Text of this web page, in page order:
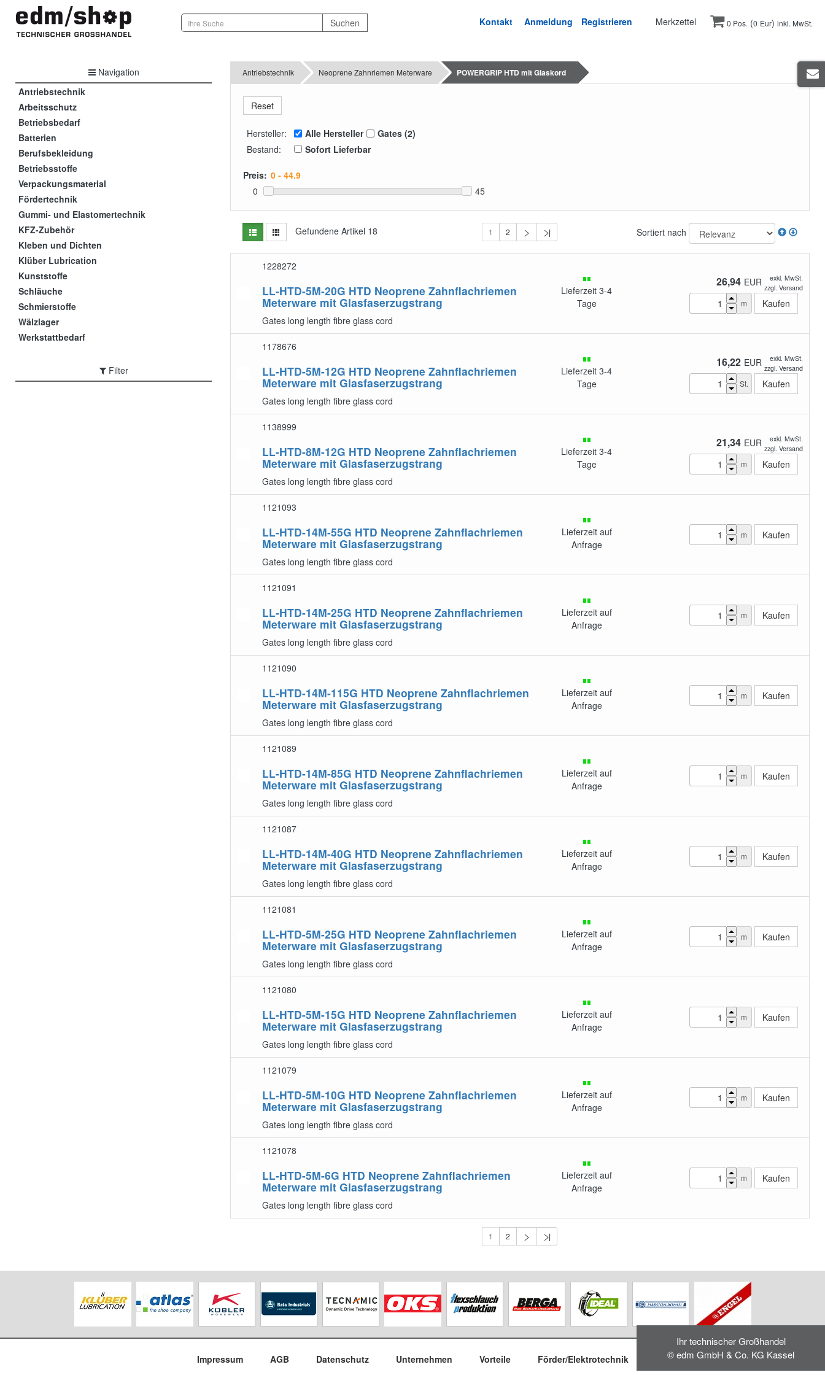
Kontakt Anmeldung Registrieren Merkzettel 0 Pos. (0 Eur) inkl. MwSt.
Navigation
Antriebstechnik
Arbeitsschutz
Betriebsbedarf
Batterien
Berufsbekleidung
Betriebsstoffe
Verpackungsmaterial
Fördertechnik
Gummi- und Elastomertechnik
KFZ-Zubehör
Kleben und Dichten
Klüber Lubrication
Kunststoffe
Schläuche
Schmierstoffe
Wälzlager
Werkstattbedarf
Filter
Antriebstechnik Neoprene Zahnriemen Meterware POWERGRIP HTD mit Glaskord
Hersteller: Alle Hersteller
Gates (2)
Bestand:
Sofort Lieferbar
Preis:
0
45
Gefundene Artikel 18 1 2 Sortiert nach
1228272
LL-HTD-5M-20G HTD Neoprene Zahnflachriemen
Meterware mit Glasfaserzugstrang
Gates long length fibre glass cord
Lieferzeit 3-4
Tage
26,94 EUR
exkl. MwSt.
zzgl. Versand
m
1178676
LL-HTD-5M-12G HTD Neoprene Zahnflachriemen
Meterware mit Glasfaserzugstrang
Gates long length fibre glass cord
Lieferzeit 3-4
Tage
16,22 EUR
exkl. MwSt.
zzgl. Versand
St.
1138999
LL-HTD-8M-12G HTD Neoprene Zahnflachriemen
Meterware mit Glasfaserzugstrang
Gates long length fibre glass cord
Lieferzeit 3-4
Tage
21,34 EUR
exkl. MwSt.
zzgl. Versand
m
1121093
LL-HTD-14M-55G HTD Neoprene Zahnflachriemen
Meterware mit Glasfaserzugstrang
Gates long length fibre glass cord
Lieferzeit auf
Anfrage
m
1121091
LL-HTD-14M-25G HTD Neoprene Zahnflachriemen
Meterware mit Glasfaserzugstrang
Gates long length fibre glass cord
Lieferzeit auf
Anfrage
m
1121090
LL-HTD-14M-115G HTD Neoprene Zahnflachriemen
Meterware mit Glasfaserzugstrang
Gates long length fibre glass cord
Lieferzeit auf
Anfrage
m
1121089
LL-HTD-14M-85G HTD Neoprene Zahnflachriemen
Meterware mit Glasfaserzugstrang
Gates long length fibre glass cord
Lieferzeit auf
Anfrage
m
1121087
LL-HTD-14M-40G HTD Neoprene Zahnflachriemen
Meterware mit Glasfaserzugstrang
Gates long length fibre glass cord
Lieferzeit auf
Anfrage
m
1121081
LL-HTD-5M-25G HTD Neoprene Zahnflachriemen
Meterware mit Glasfaserzugstrang
Gates long length fibre glass cord
Lieferzeit auf
Anfrage
m
1121080
LL-HTD-5M-15G HTD Neoprene Zahnflachriemen
Meterware mit Glasfaserzugstrang
Gates long length fibre glass cord
Lieferzeit auf
Anfrage
m
1121079
LL-HTD-5M-10G HTD Neoprene Zahnflachriemen
Meterware mit Glasfaserzugstrang
Gates long length fibre glass cord
Lieferzeit auf
Anfrage
m
1121078
LL-HTD-5M-6G HTD Neoprene Zahnflachriemen
Meterware mit Glasfaserzugstrang
Gates long length fibre glass cord
Lieferzeit auf
Anfrage
m
1 2
Impressum AGB Datenschutz Unternehmen Vorteile Förder/Elektrotechnik
Ihr technischer Großhandel
© edm GmbH & Co. KG Kassel